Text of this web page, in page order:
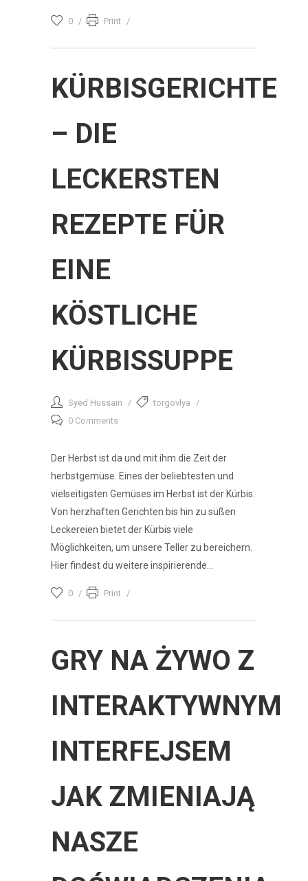
0 Print
KÜRBISGERICHTE
– DIE
LECKERSTEN
REZEPTE FÜR
EINE
KÖSTLICHE
KÜRBISSUPPE
Syed Hussain
torgovlya
0 Comments
Der Herbst ist da und mit ihm die Zeit der
herbstgemüse. Eines der beliebtesten und
vielseitigsten Gemüses im Herbst ist der Kürbis.
Von herzhaften Gerichten bis hin zu süßen
Leckereien bietet der Kürbis viele
Möglichkeiten, um unsere Teller zu bereichern.
Hier findest du weitere inspirierende...
0 Print
GRY NA ŻYWO Z
INTERAKTYWNYM
INTERFEJSEM
JAK ZMIENIAJĄ
NASZE